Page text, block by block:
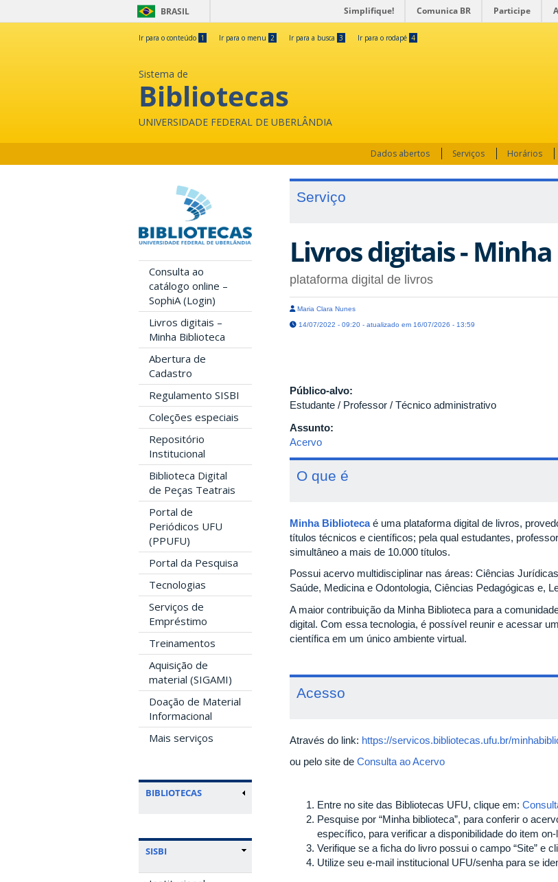
BRASIL Simplifique! Comunica BR Participe
Ir para o conteúdo 1 Ir para o menu 2 Ir para a busca 3 Ir para o rodapé 4
Sistema de
Bibliotecas
UNIVERSIDADE FEDERAL DE UBERLÂNDIA
Dados abertos Serviços Horários
Consulta ao
catálogo online –
SophiA (Login)
Livros digitais –
Minha Biblioteca
Abertura de
Cadastro
Regulamento SISBI
Coleções especiais
Repositório
Institucional
Biblioteca Digital
de Peças Teatrais
Portal de
Periódicos UFU
(PPUFU)
Portal da Pesquisa
Tecnologias
Serviços de
Empréstimo
Treinamentos
Aquisição de
material (SIGAMI)
Doação de Material
Informacional
Mais serviços
BIBLIOTECAS
SISBI
Serviço
Livros digitais -
plataforma digital de livros
Maria Clara Nunes
14/07/2022 - 09:20 - atualizado em 16/07/2026 - 13:59
Público-alvo:
Estudante / Professor / Técnico administrativo
Assunto:
Acervo
O que é
Minha Bibliotecaé uma plataforma digital de livros,
títulos técnicos e científicos; pela qual estudantes,
simultâneo a mais de 10.000 títulos.
Possui acervo multidisciplinar nas áreas: Ciências
Saúde, Medicina e Odontologia, Ciências Pedagógicas e,
A maior contribuição da Minha Biblioteca para a
digital. Com essa tecnologia, é possível reunir e acessar
científica em um único ambiente virtual.
Acesso
Através do link: https://servicos.bibliotecas.ufu.br/
ou pelo site de Consulta ao Acervo
Entre no site das Bibliotecas UFU, clique em:
Pesquise por “Minha biblioteca”, para conferir o
específico, para verificar a disponibilidade do item on-
Verifique se a ficha do livro possui o campo “Site” e
Utilize seu e-mail institucional UFU/senha para se